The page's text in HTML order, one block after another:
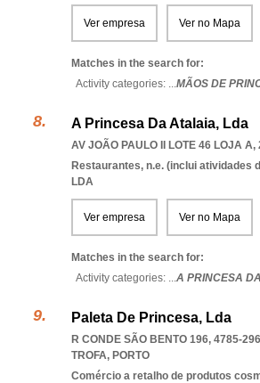
Ver empresa Ver no Mapa
Matches in the search for:
Activity categories: ...MÃOS DE
A Princesa Da Atalaia, Lda
AV JOÃO PAULO II LOTE 46 LOJA A,
Restaurantes, n.e. (inclui atividades
LDA
Ver empresa Ver no Mapa
Matches in the search for:
Activity categories: ...A PRINCESA
Paleta De Princesa, Lda
R CONDE SÃO BENTO 196, 4785-296
TROFA, PORTO
Comércio a retalho de produtos